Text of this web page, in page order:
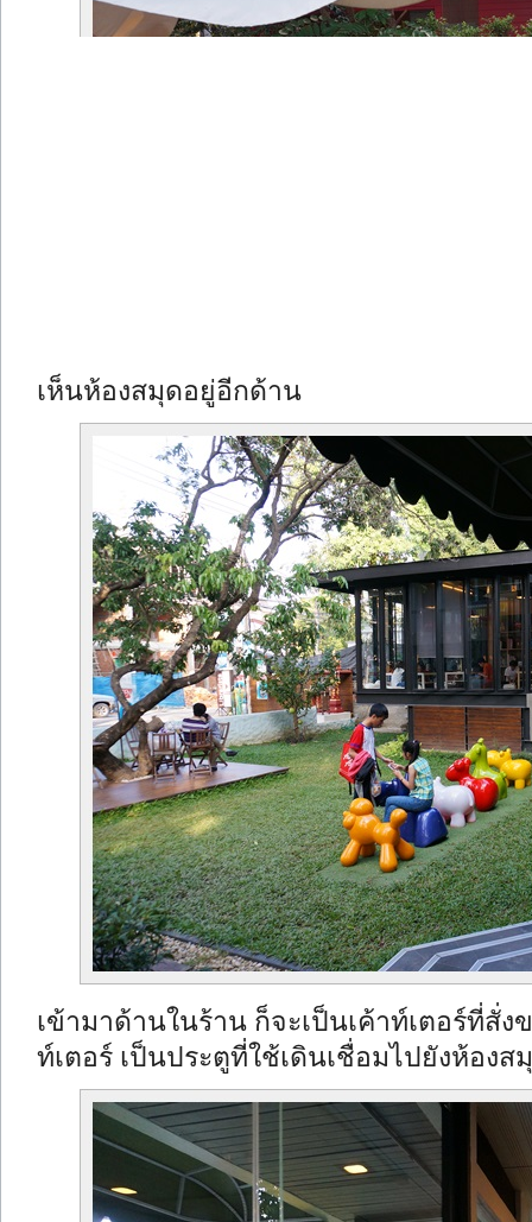
เห็นห้องสมุดอยู่อีกด้าน
เข้ามาด้านในร้าน ก็จะเป็นเค้าท์เตอร์ที่สั่
ท์เตอร์ เป็นประตูที่ใช้เดินเชื่อมไปยังห้องส